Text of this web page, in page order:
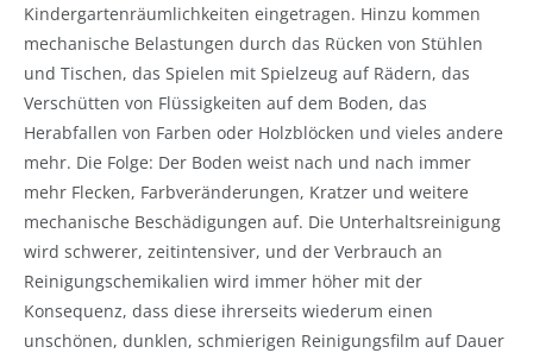
Kindergartenräumlichkeiten eingetragen. Hinzu kommen
mechanische Belastungen durch das Rücken von Stühlen
und Tischen, das Spielen mit Spielzeug auf Rädern, das
Verschütten von Flüssigkeiten auf dem Boden, das
Herabfallen von Farben oder Holzblöcken und vieles andere
mehr. Die Folge: Der Boden weist nach und nach immer
mehr Flecken, Farbveränderungen, Kratzer und weitere
mechanische Beschädigungen auf. Die Unterhaltsreinigung
wird schwerer, zeitintensiver, und der Verbrauch an
Reinigungschemikalien wird immer höher mit der
Konsequenz, dass diese ihrerseits wiederum einen
unschönen, dunklen, schmierigen Reinigungsfilm auf Dauer